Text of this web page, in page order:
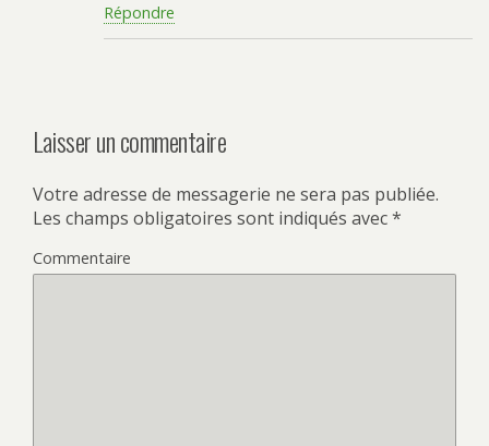
Répondre
Laisser un commentaire
Votre adresse de messagerie ne sera pas publiée.
Les champs obligatoires sont indiqués avec*
Commentaire